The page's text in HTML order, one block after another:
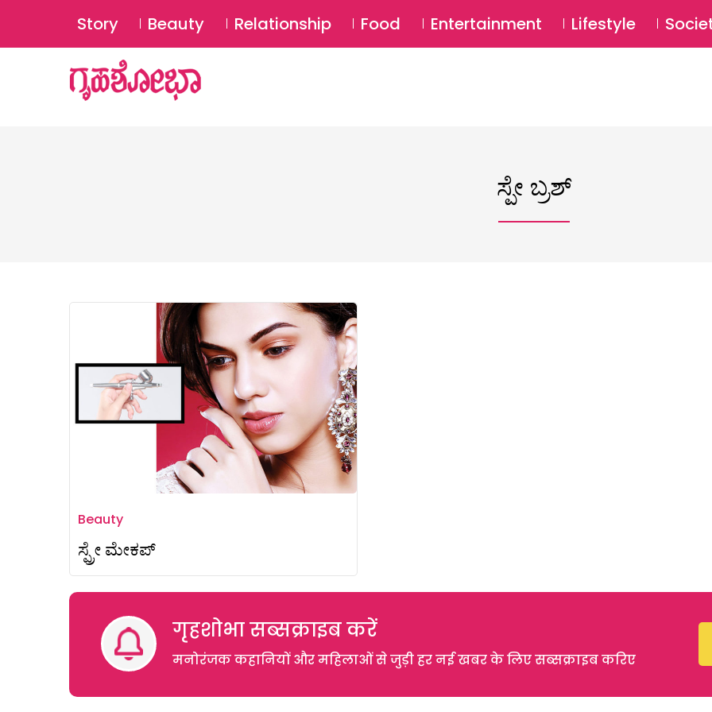
Story Beauty Relationship Food Entertainment Lifestyle
ಸ್ಪೇ ಬ್ರಶ್
Beauty
ಸ್ಪ್ರೇ ಮೇಕಪ್‌
गृहशोभा सब्सक्राइब करें
मनोरंजक कहानियों और महिलाओं से जुड़ी हर नई खबर के लिए सब्सक्राइब करिए